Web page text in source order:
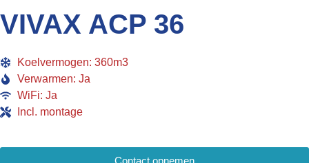
VIVAX ACP 36
Koelvermogen: 360m3
Verwarmen: Ja
WiFi: Ja
Incl. montage
Contact opnemen